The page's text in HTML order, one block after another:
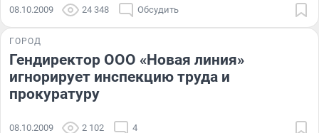
08.10.2009 24 348 Обсудить
ГОРОД
Гендиректор ООО «Новая линия»
игнорирует инспекцию труда и
прокуратуру
08.10.2009 2 102 4